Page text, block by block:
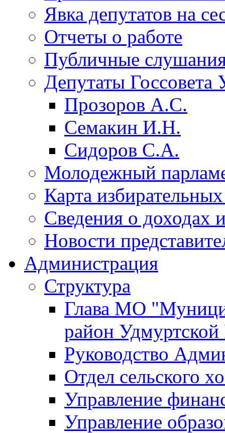
Явка депутатов на
Отчеты о работе
Публичные
Депутаты
Прозоров А.С.
Семакин И.Н.
Сидоров С.А.
Молодежный
Карта
Сведения о доходах
Новости
Администрация
Структура
Глава МО
район
Руководство
Отдел сельского
Управление
Управление